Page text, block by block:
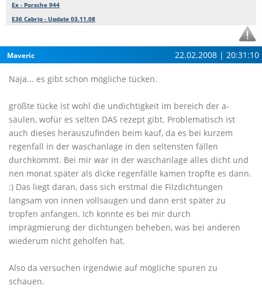
Ex - Porsche 944
E36 Cabrio - Update 03.11.08
Maveric 22.02.2008 | 20:31:10
Naja... es gibt schon mögliche tücken.
größte tücke ist wohl die undichtigkeit im bereich der a-
säulen, wofür es selten DAS rezept gibt. Problematisch ist
auch dieses herauszufinden beim kauf, da es bei kurzem
regenfall in der waschanlage in den seltensten fällen
durchkommt. Bei mir war in der waschanlage alles dicht und
nen monat später als dicke regenfälle kamen tropfte es dann.
:) Das liegt daran, dass sich erstmal die Filzdichtungen
langsam von innen vollsaugen und dann erst später zu
tropfen anfangen. Ich konnte es bei mir durch
imprägmierung der dichtungen beheben, was bei anderen
wiederum nicht geholfen hat.
Also da versuchen irgendwie auf mögliche spuren zu
schauen.